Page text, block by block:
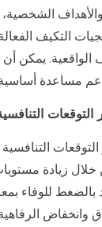
والأهداف
التكيف
الواقعية. يمكن أن
التوقعات
التوقعات
زيادة
بالضغط للوفاء
وانخفاض